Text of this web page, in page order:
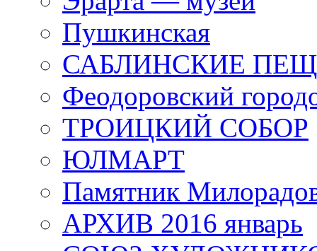
Пушкинская
САБЛИНСКИЕ
Феодоровский
ТРОИЦКИЙ СОБОР
ЮЛМАРТ
Памятник
АРХИВ 2016 январь